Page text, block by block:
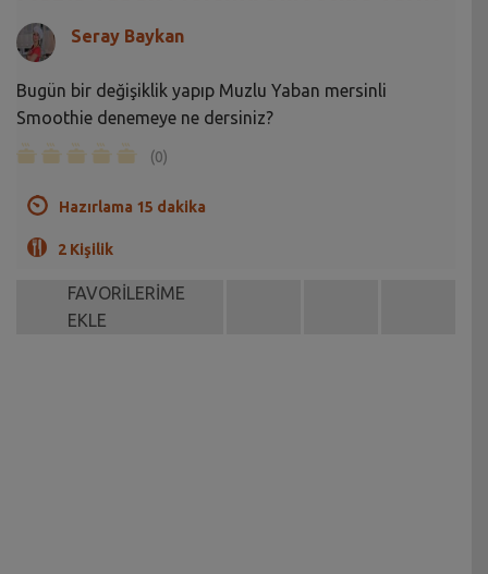
Seray Baykan
Bugün bir değişiklik yapıp Muzlu Yaban mersinli
Smoothie denemeye ne dersiniz?
(0)
Hazırlama 15 dakika
2 Kişilik
FAVORİLERİME
EKLE